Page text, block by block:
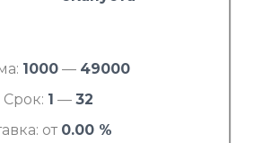
1000 — 49000
Срок: 1 — 32
от 0.00 %